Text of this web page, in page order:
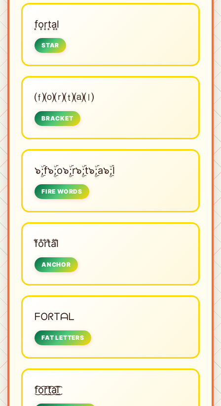
f͙o͙r͙t͙a͙l͙
STAR
⒡⒪⒭⒯⒜⒧
BRACKET
๖ۣۜ;f๖ۣۜ;o๖ۣۜ;r๖ۣۜ;t๖ۣۜ;a๖ۣۜ;l
FIRE WORDS
f̐o̐r̐t̐a̐l̐
ANCHOR
ᖴOᖇTᗩᒪ
FAT LETTERS
f͜͡o͜͡r͜͡t͜͡a͜͡l͜͡